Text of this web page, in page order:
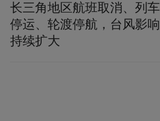
长三角地区航班取消、列车
停运、轮渡停航，台风影响
持续扩大